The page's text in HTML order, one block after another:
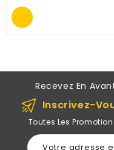
Prix
Recevez En
Inscrivez-
Toutes Les